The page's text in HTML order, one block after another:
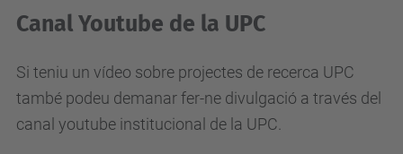
Canal Youtube de la UPC
Si teniu un vídeo sobre projectes de recerca UPC
també podeu demanar fer-ne divulgació a través del
canal youtube institucional de la UPC.